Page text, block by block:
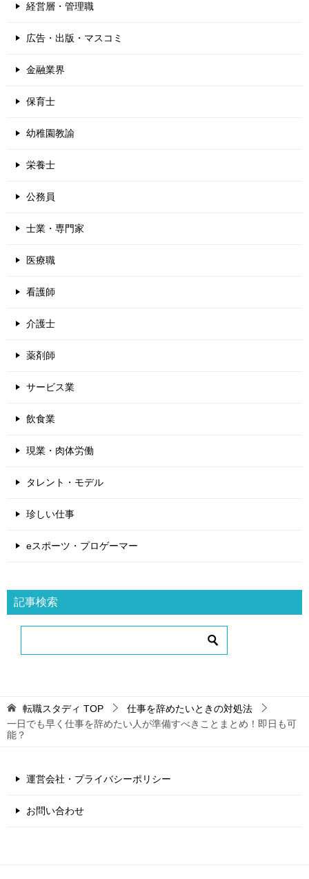
経営層・管理職
広告・出版・マスコミ
金融業界
保育士
幼稚園教諭
栄養士
公務員
士業・専門家
医療職
看護師
介護士
薬剤師
サービス業
飲食業
現業・肉体労働
タレント・モデル
珍しい仕事
eスポーツ・プロゲーマー
記事検索
転職スタディ TOP
仕事を辞めたいときの対処法
一日でも早く仕事を辞めたい人が準備すべきことまとめ！即日も可
能？
運営会社・プライバシーポリシー
お問い合わせ